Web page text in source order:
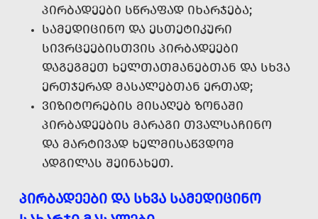
ᲞᲘᲠᲑᲐᲓᲔᲔᲑᲘ ᲡᲬᲠᲐᲤᲐᲓ ᲘᲮᲐᲠᲯᲔᲑᲐ;
ᲡᲐᲛᲔᲓᲘᲪᲘᲜᲝ ᲓᲐ ᲔᲡᲗᲔᲢᲘᲙᲣᲠᲘ
ᲡᲘᲕᲠᲪᲔᲔᲑᲘᲡᲗᲕᲘᲡ ᲞᲘᲠᲑᲐᲓᲔᲔᲑᲘ
ᲓᲐᲒᲔᲒᲛᲔᲗ ᲮᲔᲚᲗᲐᲗᲛᲐᲜᲔᲑᲗᲐᲜ ᲓᲐ ᲡᲮᲕᲐ
ᲔᲠᲗᲯᲔᲠᲐᲓ ᲛᲐᲡᲐᲚᲔᲑᲗᲐᲜ ᲔᲠᲗᲐᲓ;
ᲕᲘᲖᲘᲢᲝᲠᲔᲑᲘᲡ ᲛᲘᲡᲐᲦᲔᲑ ᲖᲝᲜᲐᲨᲘ
ᲞᲘᲠᲑᲐᲓᲔᲔᲑᲘᲡ ᲛᲐᲠᲐᲒᲘ ᲗᲕᲐᲚᲡᲐᲩᲘᲜᲝ
ᲓᲐ ᲛᲐᲠᲢᲘᲕᲐᲓ ᲮᲔᲚᲛᲘᲡᲐᲬᲕᲓᲝᲛ
ᲐᲓᲒᲘᲚᲐᲡ ᲨᲔᲘᲜᲐᲮᲔᲗ.
ᲞᲘᲠᲑᲐᲓᲔᲔᲑᲘ ᲓᲐ ᲡᲮᲕᲐ ᲡᲐᲛᲔᲓᲘᲪᲘᲜᲝ